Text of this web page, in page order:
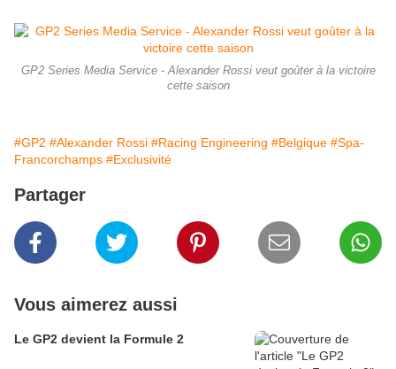
GP2 Series Media Service - Alexander Rossi veut goûter à la victoire
cette saison
#GP2 #Alexander Rossi #Racing Engineering #Belgique #Spa-
Francorchamps #Exclusivité
Partager
Vous aimerez aussi
Le GP2 devient la Formule 2